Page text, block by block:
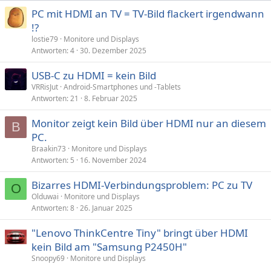
PC mit HDMI an TV = TV-Bild flackert irgendwann
!?
lostie79
Monitore und Displays
Antworten 4 30. Dezember 2025
USB-C zu HDMI = kein Bild
VRRisJut Android-Smartphones und -Tablets
Antworten 21 8. Februar 2025
B
Monitor zeigt kein Bild über HDMI nur an diesem
PC.
Braakin73
Monitore und Displays
Antworten 5 16. November 2024
O Bizarres HDMI-Verbindungsproblem: PC zu TV
Olduwai
Monitore und Displays
Antworten 8 26. Januar 2025
"Lenovo ThinkCentre Tiny" bringt über HDMI
kein Bild am "Samsung P2450H"
Snoopy69
Monitore und Displays